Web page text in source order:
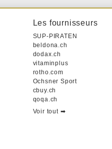
Les fournisseurs
SUP-PIRATEN
beldona.ch
dodax.ch
vitaminplus
rotho.com
Ochsner Sport
cbuy.ch
qoqa.ch
Voir tout ➡︎